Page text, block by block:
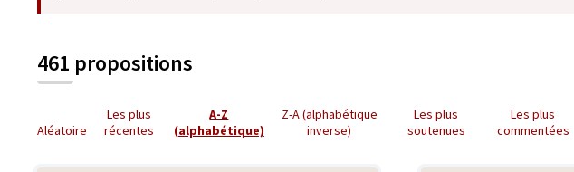
461 propositions
Aléatoire
Les plus
récentes
A-Z
(alphabétique)
Z-A (alphabétique
inverse)
Les plus
soutenues
Les plus
commentées